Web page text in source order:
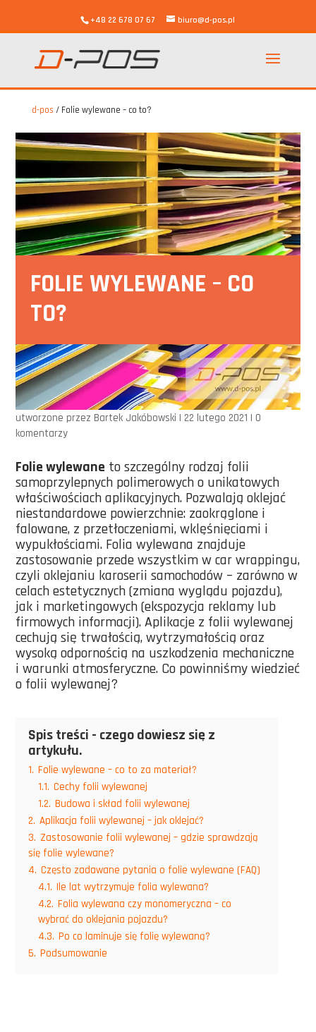
+48 22 678 07 67 biuro@d-pos.pl
d-pos / Folie wylewane – co to?
FOLIE WYLEWANE – CO
TO?
utworzone przez Bartek Jakóbowski | 22 lutego 2021 | 0
komentarzy
Folie wylewane to szczególny rodzaj folii
samoprzylepnych polimerowych o unikatowych
właściwościach aplikacyjnych. Pozwalają oklejać
niestandardowe powierzchnie: zaokrąglone i
falowane, z przetłoczeniami, wklęśnięciami i
wypukłościami. Folia wylewana znajduje
zastosowanie przede wszystkim w car wrappingu,
czyli oklejaniu karoserii samochodów – zarówno w
celach estetycznych (zmiana wyglądu pojazdu),
jak i marketingowych (ekspozycja reklamy lub
firmowych informacji). Aplikacje z folii wylewanej
cechują się trwałością, wytrzymałością oraz
wysoką odpornością na uszkodzenia mechaniczne
i warunki atmosferyczne. Co powinniśmy wiedzieć
o folii wylewanej?
Spis treści - czego dowiesz się z
artykułu.
1. Folie wylewane – co to za materiał?
1.1. Cechy folii wylewanej
1.2. Budowa i skład folii wylewanej
2. Aplikacja folii wylewanej – jak oklejać?
3. Zastosowanie folii wylewanej – gdzie sprawdzają
się folie wylewane?
4. Często zadawane pytania o folie wylewane (FAQ)
4.1. Ile lat wytrzymuje folia wylewana?
4.2. Folia wylewana czy monomeryczna – co
wybrać do oklejania pojazdu?
4.3. Po co laminuje się folię wylewaną?
5. Podsumowanie